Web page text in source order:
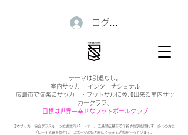
日本サッカー協会グラスルーツ推進賛同パートナー。広島県広島市で年齢や性別を問わず、多くの方に
プレーする場を提供し、スポーツの魅力を広く伝える活動を行っています。
テーマは引退なし。
室内サッカー インターナショナル
広島市で気楽にサッカー・フットサルに参加出来る室内サッ
カークラブ。
目標は世界一幸せなフットボールクラブ
ログイン